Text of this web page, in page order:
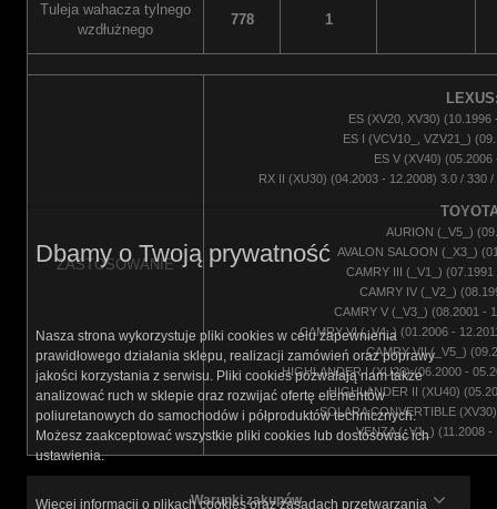
Tuleja wahacza tylnego
wzdłużnego
778 1
ZASTOSOWANIE
ES (XV20, XV30) (10.1996
ES I (VCV10_, VZV21_)
ES V (XV40) (05.2006
RX II (XU30) (04.2003 - 12.2008) 3.0 / 330
AURION (_V5_)
AVALON SALOON (_X3_)
CAMRY III (_V1_)
CAMRY IV (_V2_)
CAMRY V (_V3_) (08.2001 -
CAMRY VI (_V4_) (01.2006 -
CAMRY VII (_V5_)
HIGHLANDER I (XU20) (06.2000 -
HIGHLANDER II (XU40)
SOLARA CONVERTIBLE
VENZA (_V1_) (11.2008 -
Warunki zakupów
Dbamy o Twoją prywatność
Nasza strona wykorzystuje pliki cookies w celu zapewnienia
prawidłowego działania sklepu, realizacji zamówień oraz poprawy
jakości korzystania z serwisu. Pliki cookies pozwalają nam także
analizować ruch w sklepie oraz rozwijać ofertę elementów
poliuretanowych do samochodów i półproduktów technicznych.
Możesz zaakceptować wszystkie pliki cookies lub dostosować ich
ustawienia.
Więcej informacji o plikach cookies oraz zasadach przetwarzania